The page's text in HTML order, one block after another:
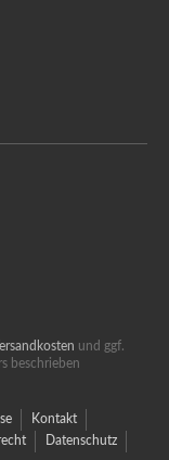
und ggf.
beschrieben
Kontakt
Datenschutz